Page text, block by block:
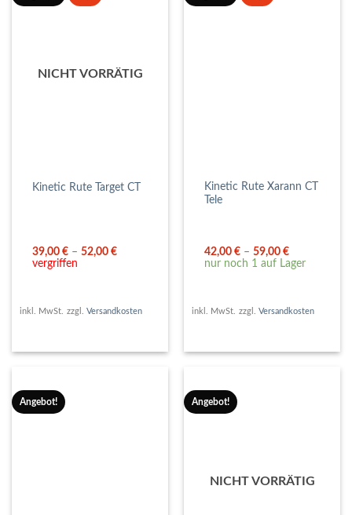
NICHT VORRÄTIG
Kinetic Rute Target CT
39,00€ –52,00€
vergriffen
inkl. MwSt. zzgl. Versandkosten
Kinetic Rute Xarann CT
Tele
42,00€ –59,00€
nur noch 1 auf Lager
inkl. MwSt. zzgl. Versandkosten
Angebot! Angebot!
NICHT VORRÄTIG